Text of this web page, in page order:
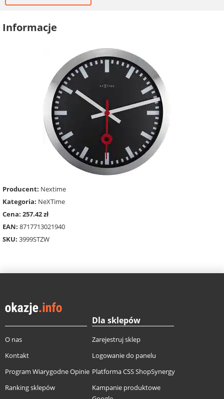
Informacje
Producent: Nextime
Kategoria: NeXTime
Cena: 257.42 zł
EAN: 8717713021940
SKU: 3999STZW
O nas
Kontakt
Program Wiarygodne Opinie
Ranking sklepów
Dla sklepów
Zarejestruj sklep
Logowanie do panelu
Platforma CSS ShopSynergy
Kampanie produktowe